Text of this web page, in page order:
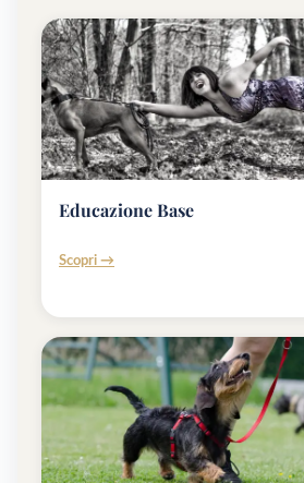
Educazione Base
Scopri →